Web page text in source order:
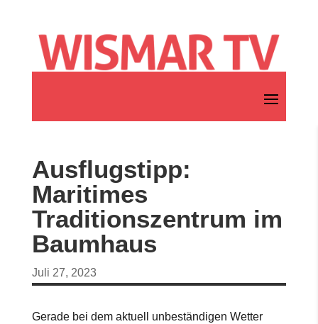
Ausflugstipp:
Maritimes
Traditionszentrum im
Baumhaus
Juli 27, 2023
Gerade bei dem aktuell unbeständigen Wetter